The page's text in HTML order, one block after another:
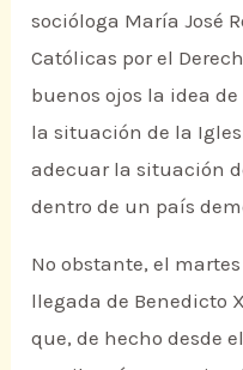
socióloga María José
Católicas por el
buenos ojos la idea
la situación de la
adecuar la situación
dentro de un país
No obstante, el
llegada de Benedicto
que, de hecho desde